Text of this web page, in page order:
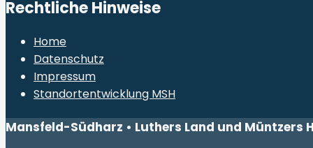
Rechtliche Hinweise
Home
Datenschutz
Impressum
Standortentwicklung MSH
Mansfeld-Südharz • Luthers Land und Müntzers